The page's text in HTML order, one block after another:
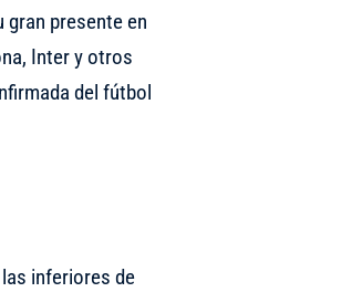
gran presente en
Inter y otros
del fútbol
inferiores de